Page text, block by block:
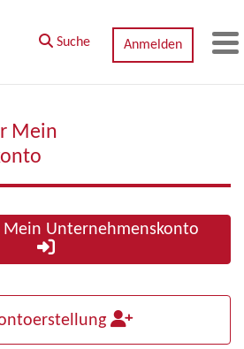
Suche Anmelden
Mein
Unternehmenskonto